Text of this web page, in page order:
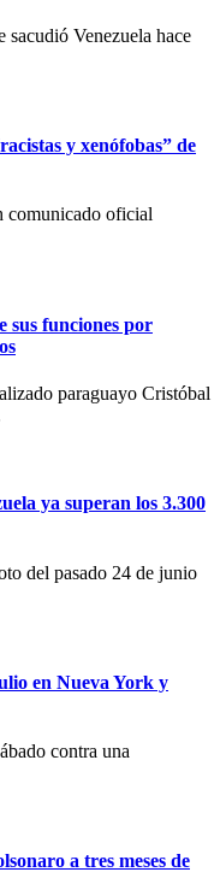
y xenófobas” de
sus funciones por
ya superan los 3.300
en Nueva York y
a tres meses de